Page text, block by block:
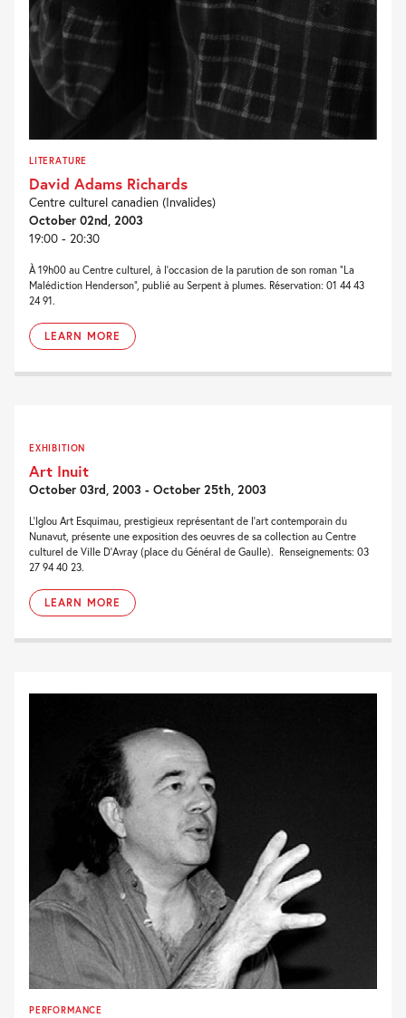
LITERATURE
David Adams Richards
Centre culturel canadien (Invalides)
October 02nd, 2003
19:00 - 20:30
À 19h00 au Centre culturel, à l’occasion de la parution de son roman “La
Malédiction Henderson”, publié au Serpent à plumes. Réservation: 01 44 43
24 91.
LEARN MORE
EXHIBITION
Art Inuit
October 03rd, 2003 - October 25th, 2003
L’Iglou Art Esquimau, prestigieux représentant de l’art contemporain du
Nunavut, présente une exposition des oeuvres de sa collection au Centre
culturel de Ville D’Avray (place du Général de Gaulle). Renseignements: 03
27 94 40 23.
LEARN MORE
PERFORMANCE